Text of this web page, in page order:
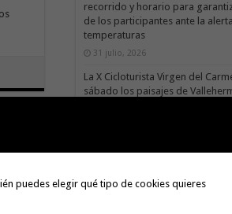
recorrido y horario para
de los participantes ante la
temperaturas
31 julio, 2026
La X Cicloturista Virgen del
sábado los paisajes de
Valle Gran Rey acoge este
El II torneo Autonómico
puedes elegir qué tipo de cookies quieres